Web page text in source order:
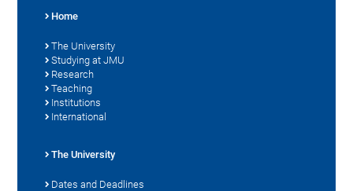
Home
The University
Studying at JMU
Research
Teaching
Institutions
International
The University
Dates and Deadlines